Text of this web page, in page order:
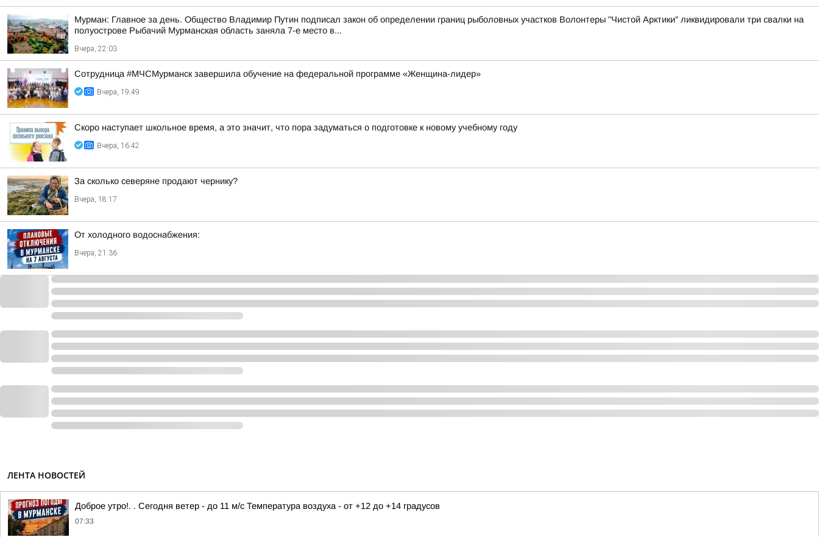
Мурман: Главное за день. Общество Владимир Путин подписал закон об определении границ рыболовных участков Волонтеры "Чистой Арктики" ликвидировали три свалки на
полуострове Рыбачий Мурманская область заняла 7-е место в...
Вчера, 22:03
Сотрудница #МЧСМурманск завершила обучение на федеральной программе «Женщина-лидер»
Вчера, 19:49
Скоро наступает школьное время, а это значит, что пора задуматься о подготовке к новому учебному году
Вчера, 16:42
За сколько северяне продают чернику?
Вчера, 18:17
От холодного водоснабжения:
Вчера, 21:36
ЛЕНТА НОВОСТЕЙ
Доброе утро!. . Сегодня ветер - до 11 м/с Температура воздуха - от +12 до +14 градусов
07:33